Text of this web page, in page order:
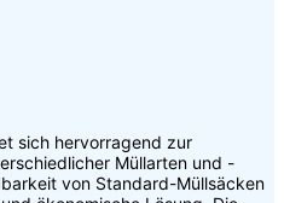
sich hervorragend zur
Müllarten und -
von Standard-Müllsäcken